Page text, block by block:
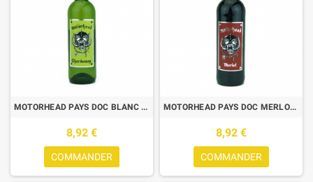
MOTORHEAD PAYS DOC BLANC CHARDONNAY 0,75L
8,92 €
COMMANDER
MOTORHEAD PAYS DOC MERLOT ROUGE 0,75L
8,92 €
COMMANDER